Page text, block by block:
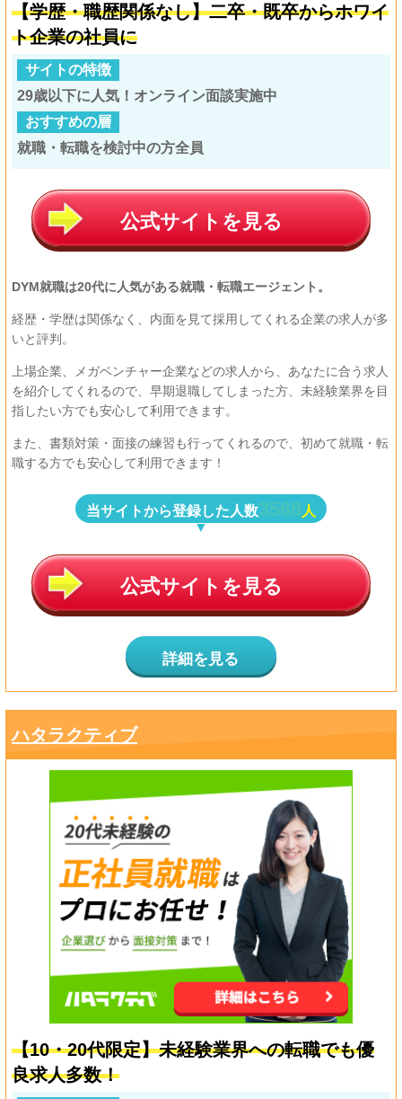
【学歴・職歴関係なし】二卒・既卒からホワイ
ト企業の社員に
サイトの特徴
29歳以下に人気！オンライン面談実施中
おすすめの層
就職・転職を検討中の方全員
公式サイトを見る
DYM就職は20代に人気がある就職・転職エージェント。
経歴・学歴は関係なく、内面を見て採用してくれる企業の求人が多
いと評判。
上場企業、メガベンチャー企業などの求人から、 あなたに合う求人
を紹介してくれるので、 早期退職してしまった方、未経験業界を目
指したい方でも安心して利用できます。
また、書類対策・面接の練習も行ってくれるので、初めて就職・転
職する方でも安心して利用できます！
当サイトから登録した人数3568 人
公式サイトを見る
詳細を見る
ハタラクティブ
【10・20代限定】未経験業界への転職でも優
良求人多数！